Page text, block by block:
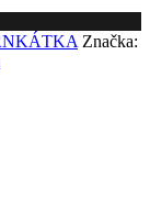
Značka: